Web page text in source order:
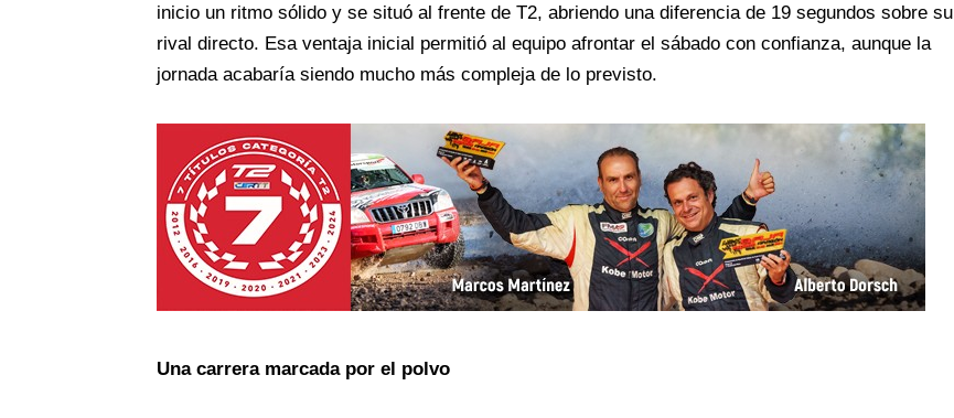
inicio un ritmo sólido y se situó al frente de T2, abriendo una diferencia de 19 segundos sobre su
rival directo. Esa ventaja inicial permitió al equipo afrontar el sábado con confianza, aunque la
jornada acabaría siendo mucho más compleja de lo previsto.
Una carrera marcada por el polvo